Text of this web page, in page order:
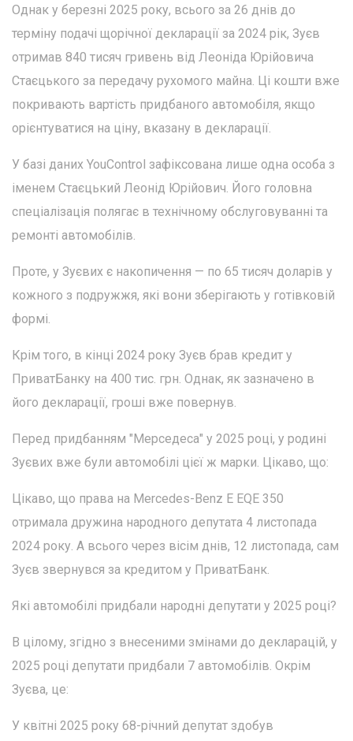
Однак у березні 2025 року, всього за 26 днів до
терміну подачі щорічної декларації за 2024 рік, Зуєв
отримав 840 тисяч гривень від Леоніда Юрійовича
Стаєцького за передачу рухомого майна. Ці кошти вже
покривають вартість придбаного автомобіля, якщо
орієнтуватися на ціну, вказану в декларації.
У базі даних YouControl зафіксована лише одна особа з
іменем Стаєцький Леонід Юрійович. Його головна
спеціалізація полягає в технічному обслуговуванні та
ремонті автомобілів.
Проте, у Зуєвих є накопичення — по 65 тисяч доларів у
кожного з подружжя, які вони зберігають у готівковій
формі.
Крім того, в кінці 2024 року Зуєв брав кредит у
ПриватБанку на 400 тис. грн. Однак, як зазначено в
його декларації, гроші вже повернув.
Перед придбанням "Мерседеса" у 2025 році, у родині
Зуєвих вже були автомобілі цієї ж марки. Цікаво, що:
Цікаво, що права на Mercedes-Benz E EQE 350
отримала дружина народного депутата 4 листопада
2024 року. А всього через вісім днів, 12 листопада, сам
Зуєв звернувся за кредитом у ПриватБанк.
Які автомобілі придбали народні депутати у 2025 році?
В цілому, згідно з внесеними змінами до декларацій, у
2025 році депутати придбали 7 автомобілів. Окрім
Зуєва, це:
У квітні 2025 року 68-річний депутат здобув